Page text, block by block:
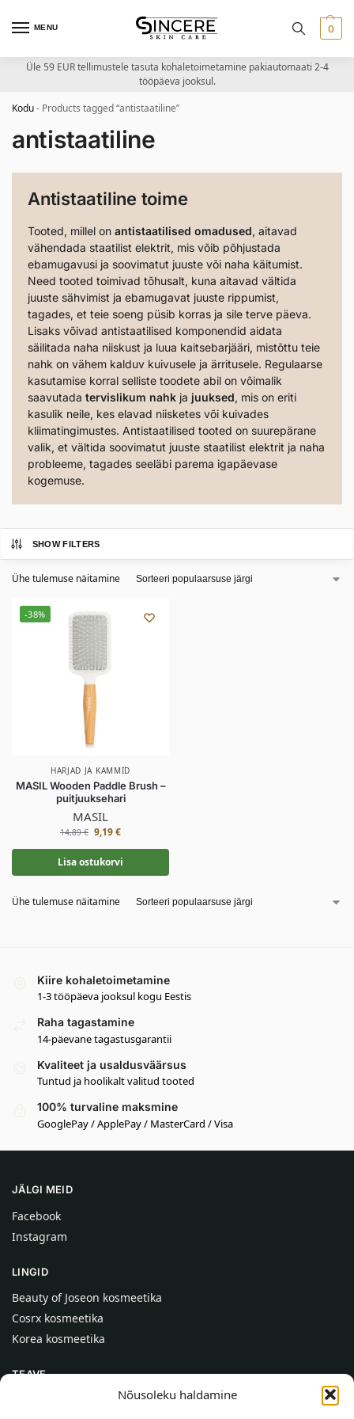
Nõusoleku haldamine
MENU 0
Üle 59 EUR tellimustele tasuta kohaletoimetamine pakiautomaati 2-4
tööpäeva jooksul.
Kodu- Products tagged “antistaatiline”
antistaatiline
Antistaatiline toime
Tooted, millel on antistaatilised omadused, aitavad
vähendada staatilist elektrit, mis võib põhjustada
ebamugavusi ja soovimatut juuste või naha käitumist.
Need tooted toimivad tõhusalt, kuna aitavad vältida
juuste sähvimist ja ebamugavat juuste rippumist,
tagades, et teie soeng püsib korras ja sile terve päeva.
Lisaks võivad antistaatilised komponendid aidata
säilitada naha niiskust ja luua kaitsebarjääri, mistõttu teie
nahk on vähem kalduv kuivusele ja ärritusele. Regulaarse
kasutamise korral selliste toodete abil on võimalik
saavutada tervislikum nahk ja juuksed, mis on eriti
kasulik neile, kes elavad niisketes või kuivades
kliimatingimustes. Antistaatilised tooted on suurepärane
valik, et vältida soovimatut juuste staatilist elektrit ja naha
probleeme, tagades seeläbi parema igapäevase
kogemuse.
SHOW FILTERS
Ühe tulemuse näitamine
-38%
HARJAD JA KAMMID
MASIL Wooden Paddle Brush –
puitjuuksehari
MASIL
14,89€ 9,19€
Lisa ostukorvi
Ühe tulemuse näitamine
Kiire kohaletoimetamine
1-3 tööpäeva jooksul kogu Eestis
Raha tagastamine
14-päevane tagastusgarantii
Kvaliteet ja usaldusväärsus
Tuntud ja hoolikalt valitud tooted
100% turvaline maksmine
GooglePay / ApplePay / MasterCard / Visa
JÄLGI MEID
Facebook
Instagram
LINGID
Beauty of Joseon kosmeetika
Cosrx kosmeetika
Korea kosmeetika
TEAVE